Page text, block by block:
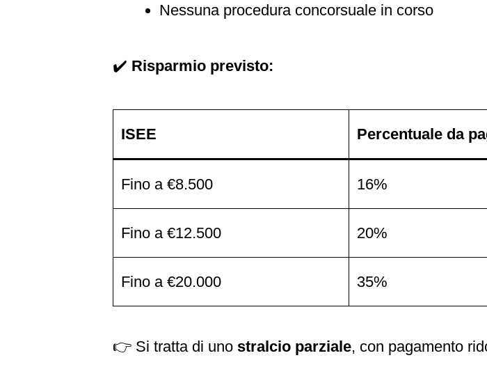
Nessuna procedura concorsuale in corso
✔️ Risparmio previsto:
ISEE Percentuale da
Fino a €8.500 16%
Fino a €12.500 20%
Fino a €20.000 35%
👉 Si tratta di uno stralcio parziale, con pagamento